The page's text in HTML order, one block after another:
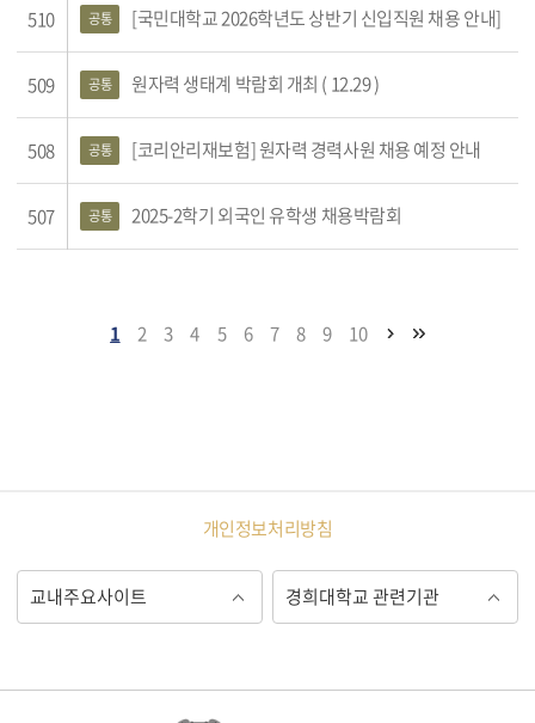
510 공통 [국민대학교 2026학년도 상반기 신입직원 채용 안내]
509 공통 원자력 생태계 박람회 개최 ( 12.29 )
508 공통 [코리안리재보험] 원자력 경력사원 채용 예정 안내
507 공통 2025-2학기 외국인 유학생 채용박람회
1 2 3 4 5 6 7 8 9 10
개인정보처리방침